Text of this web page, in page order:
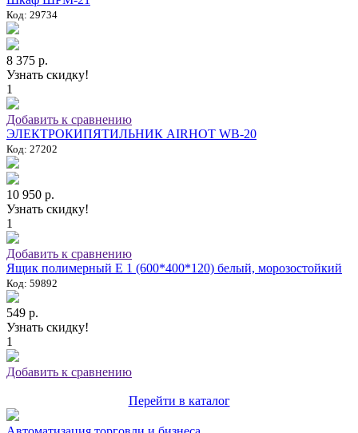
Код: 29734
8 375 р.
Узнать скидку!
1
Добавить к сравнению
ЭЛЕКТРОКИПЯТИЛЬНИК AIRHOT WB-20
Код: 27202
10 950 р.
Узнать скидку!
1
Добавить к сравнению
Ящик полимерный E 1 (600*400*120) белый, морозостойкий
Код: 59892
549 р.
Узнать скидку!
1
Добавить к сравнению
Перейти в каталог